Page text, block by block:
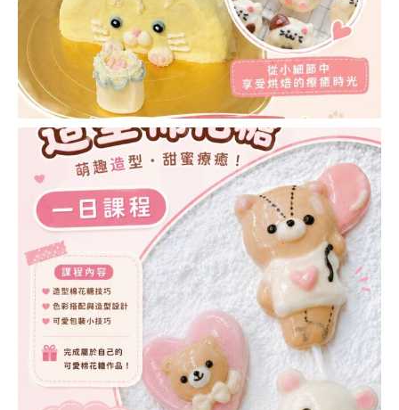
日本和菓子藝術進階
課程
日本水菓子講師證書
課程 (MIZUGASHI
ART INSTRUCTOR
COURSE)
干菓子&半生菓子講
師證書課程
(HIGASHI &
NAMAGASHI
INSTRUCTOR
COURSE)
日式饅頭藝術講師證
書課程
糖霜曲奇 相關課程
糖霜曲奇講師證書課
程( ICING COOKIE